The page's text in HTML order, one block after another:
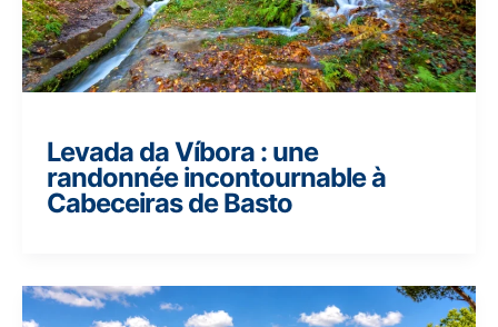
Levada da Víbora : une
randonnée incontournable à
Cabeceiras de Basto